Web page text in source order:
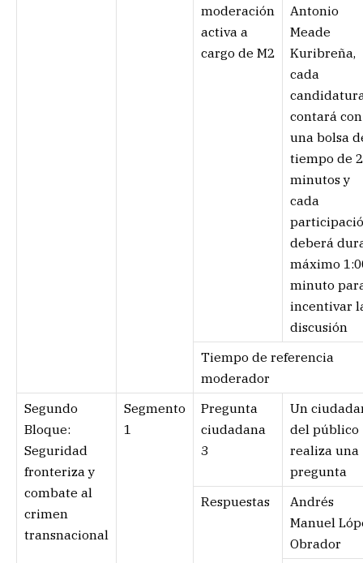
moderación
activa a
cargo de M2
Antonio
Meade
Kuribreña,
cada
contará con
una bolsa
tiempo de
minutos y
cada
deberá
máximo
minuto
incentivar
discusión
Tiempo de referencia
moderador
Segundo
Bloque:
Seguridad
fronteriza y
combate al
crimen
transnacional
Segmento
1
Pregunta
ciudadana
3
Un
del público
realiza una
pregunta
Respuestas
Andrés
Manuel
Obrador